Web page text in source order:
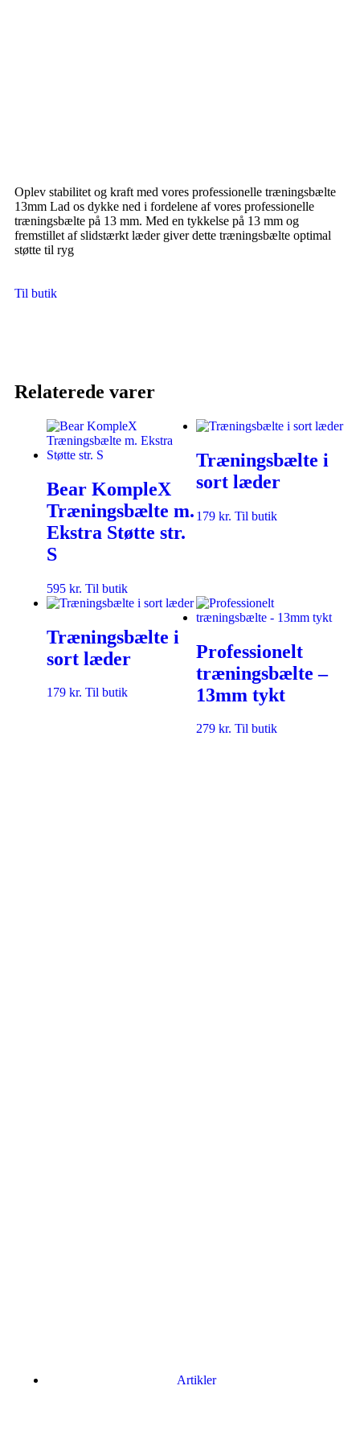
Oplev stabilitet og kraft med vores professionelle træningsbælte
13mm Lad os dykke ned i fordelene af vores professionelle
træningsbælte på 13 mm. Med en tykkelse på 13 mm og
fremstillet af slidstærkt læder giver dette træningsbælte optimal
støtte til ryg
Til butik
Relaterede varer
Bear KompleX
Træningsbælte m.
Ekstra Støtte str.
S
595 kr. Til butik
Træningsbælte i
sort læder
179 kr. Til butik
Træningsbælte i
sort læder
179 kr. Til butik
Professionelt
træningsbælte –
13mm tykt
279 kr. Til butik
Artikler